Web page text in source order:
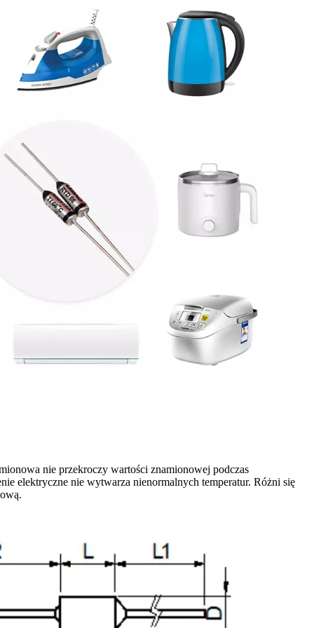
nie przekroczy wartości znamionowej podczas
elektryczne nie wytwarza nienormalnych temperatur. Różni się